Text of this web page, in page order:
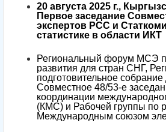
20 августа 2025 г.,
Первое заседание
экспертов РСС и
статистике в области ИКТ
Региональный форум МСЭ
развития для стран СНГ,
подготовительное
Совместное 48/53-е
координации
(КМС) и Рабочей группы по
Международным союзом